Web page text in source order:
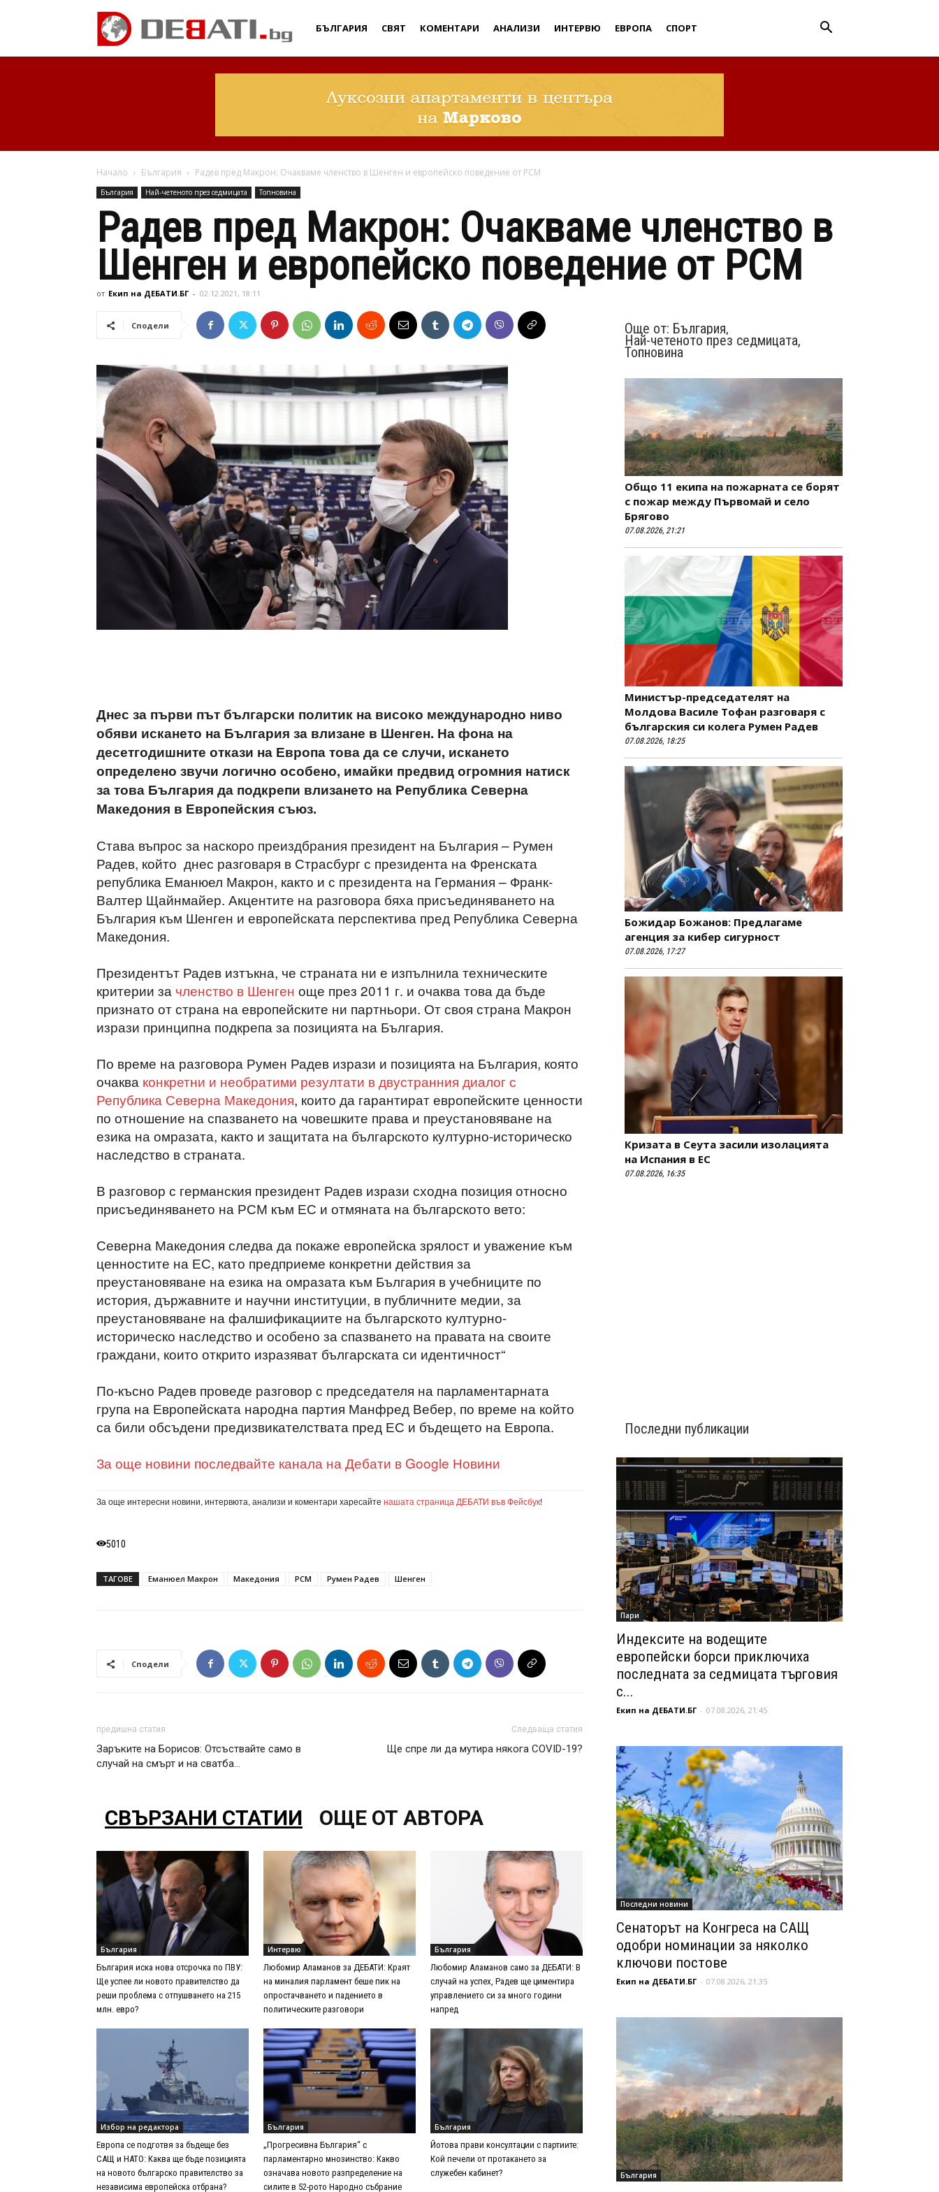
Дебати
БЪЛГАРИЯ СВЯТ КОМЕНТАРИ АНАЛИЗИ ИНТЕРВЮ ЕВРОПА СПОРТ
Начало България Радев пред Макрон: Очакваме членство в Шенген и европейско поведение от РСМ
България Най-четеното през седмицата Топновина
Радев пред Макрон: Очакваме членство в
Шенген и европейско поведение от РСМ
от Екип на ДЕБАТИ.БГ - 02.12.2021, 18:11
Сподели
Днес за първи път български политик на високо международно ниво
обяви искането на България за влизане в Шенген. На фона на
десетгодишните откази на Европа това да се случи, искането
определено звучи логично особено, имайки предвид огромния натиск
за това България да подкрепи влизането на Република Северна
Македония в Европейския съюз.
Става въпрос за наскоро преиздбрания президент на България – Румен
Радев, който днес разговаря в Страсбург с президента на Френската
република Еманюел Макрон, както и с президента на Германия – Франк-
Валтер Щайнмайер. Акцентите на разговора бяха присъединяването на
България към Шенген и европейската перспектива пред Република Северна
Македония.
Президентът Радев изтъкна, че страната ни е изпълнила техническите
критерии за членство в Шенген още през 2011 г. и очаква това да бъде
признато от страна на европейските ни партньори. От своя страна Макрон
изрази принципна подкрепа за позицията на България.
По време на разговора Румен Радев изрази и позицията на България, която
очаква конкретни и необратими резултати в двустранния диалог с
Република Северна Македония, които да гарантират европейските ценности
по отношение на спазването на човешките права и преустановяване на
езика на омразата, както и защитата на българското културно-историческо
наследство в страната.
В разговор с германския президент Радев изрази сходна позиция относно
присъединяването на РСМ към ЕС и отмяната на българското вето:
Северна Македония следва да покаже европейска зрялост и уважение към
ценностите на ЕС, като предприеме конкретни действия за
преустановяване на езика на омразата към България в учебниците по
история, държавните и научни институции, в публичните медии, за
преустановяване на фалшификациите на българското културно-
историческо наследство и особено за спазването на правата на своите
граждани, които открито изразяват българската си идентичност“
По-късно Радев проведе разговор с председателя на парламентарната
група на Европейската народна партия Манфред Вебер, по време на който
са били обсъдени предизвикателствата пред ЕС и бъдещето на Европа.
За още новини последвайте канала на Дебати в Google Новини
За още интересни новини, интервюта, анализи и коментари харесайте нашата страница ДЕБАТИ във Фейсбук!
5010
ТАГОВЕ Еманюел Макрон Македония РСМ Румен Радев Шенген
Сподели
предишна статия
Заръките на Борисов: Отсъствайте само в
случай на смърт и на сватба…
Следваща статия
Ще спре ли да мутира някога COVID-19?
СВЪРЗАНИ СТАТИИ ОЩЕ ОТ АВТОРА
България
България иска нова отсрочка по ПВУ:
Ще успее ли новото правителство да
реши проблема с отпушването на 215
млн. евро?
Интервю
Любомир Аламанов за ДЕБАТИ: Краят
на миналия парламент беше пик на
опростачването и падението в
политическите разговори
България
Любомир Аламанов само за ДЕБАТИ: В
случай на успех, Радев ще циментира
управлението си за много години
напред
Избор на редактора
Европа се подготвя за бъдеще без
САЩ и НАТО: Каква ще бъде позицията
на новото българско правителство за
независима европейска отбрана?
България
„Прогресивна България“ с
парламентарно мнозинство: Какво
означава новото разпределение на
силите в 52-рото Народно събрание
България
Йотова прави консултации с партиите:
Кой печели от протакането за
служебен кабинет?
Още от: България,
Най-четеното през седмицата,
Топновина
Общо 11 екипа на пожарната се борят
с пожар между Първомай и село
Брягово
07.08.2026, 21:21
Министър-председателят на
Молдова Василе Тофан разговаря с
българския си колега Румен Радев
07.08.2026, 18:25
Божидар Божанов: Предлагаме
агенция за кибер сигурност
07.08.2026, 17:27
Кризата в Сеута засили изолацията
на Испания в ЕС
07.08.2026, 16:35
Последни публикации
Пари
Индексите на водещите
европейски борси приключиха
последната за седмицата търговия
с...
Екип на ДЕБАТИ.БГ - 07.08.2026, 21:45
Последни новини
Сенаторът на Конгреса на САЩ
одобри номинации за няколко
ключови постове
Екип на ДЕБАТИ.БГ - 07.08.2026, 21:35
България